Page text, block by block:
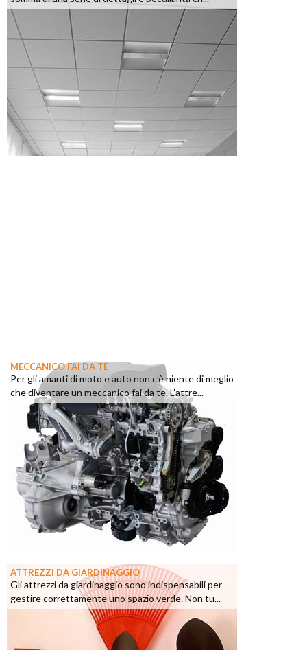
MECCANICO FAI DA TE
Per gli amanti di moto e auto non c’è niente di meglio
che diventare un meccanico fai da te. L’attre...
ATTREZZI DA GIARDINAGGIO
Gli attrezzi da giardinaggio sono indispensabili per
gestire correttamente uno spazio verde. Non tu...